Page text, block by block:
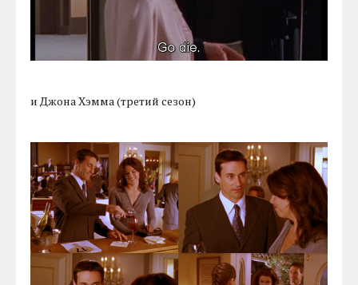
и Джона Хэмма (третий сезон)